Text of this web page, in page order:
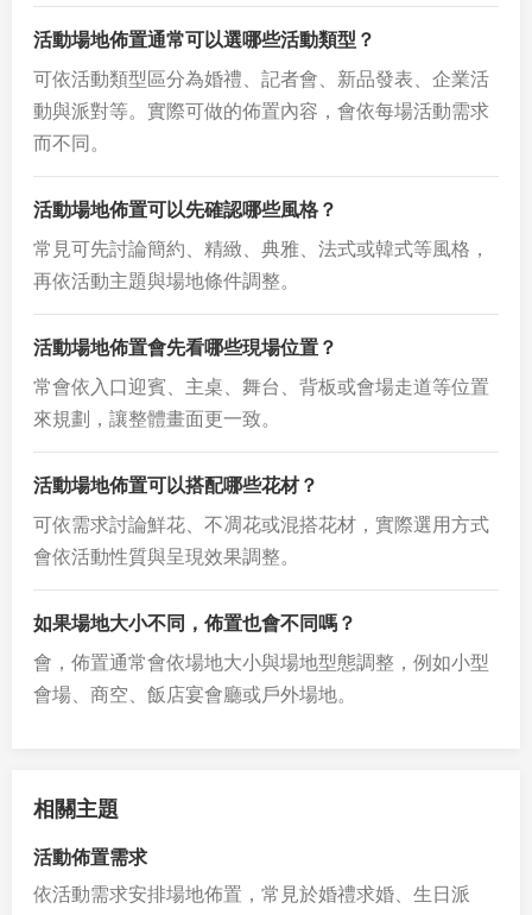
活動場地佈置通常可以選哪些活動類型？
可依活動類型區分為婚禮、記者會、新品發表、企業活
動與派對等。實際可做的佈置內容，會依每場活動需求
而不同。
活動場地佈置可以先確認哪些風格？
常見可先討論簡約、精緻、典雅、法式或韓式等風格，
再依活動主題與場地條件調整。
活動場地佈置會先看哪些現場位置？
常會依入口迎賓、主桌、舞台、背板或會場走道等位置
來規劃，讓整體畫面更一致。
活動場地佈置可以搭配哪些花材？
可依需求討論鮮花、不凋花或混搭花材，實際選用方式
會依活動性質與呈現效果調整。
如果場地大小不同，佈置也會不同嗎？
會，佈置通常會依場地大小與場地型態調整，例如小型
會場、商空、飯店宴會廳或戶外場地。
相關主題
活動佈置需求
依活動需求安排場地佈置，常見於婚禮求婚、生日派